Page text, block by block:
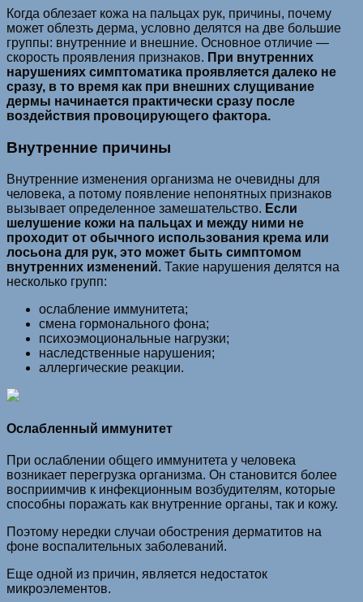
Когда облезает кожа на пальцах рук, причины, почему
может облезть дерма, условно делятся на две большие
группы: внутренние и внешние. Основное отличие —
скорость проявления признаков. При внутренних
нарушениях симптоматика проявляется далеко не
сразу, в то время как при внешних слущивание
дермы начинается практически сразу после
воздействия провоцирующего фактора.
Внутренние причины
Внутренние изменения организма не очевидны для
человека, а потому появление непонятных признаков
вызывает определенное замешательство. Если
шелушение кожи на пальцах и между ними не
проходит от обычного использования крема или
лосьона для рук, это может быть симптомом
внутренних изменений. Такие нарушения делятся на
несколько групп:
ослабление иммунитета;
смена гормонального фона;
психоэмоциональные нагрузки;
наследственные нарушения;
аллергические реакции.
Ослабленный иммунитет
При ослаблении общего иммунитета у человека
возникает перегрузка организма. Он становится более
восприимчив к инфекционным возбудителям, которые
способны поражать как внутренние органы, так и кожу.
Поэтому нередки случаи обострения дерматитов на
фоне воспалительных заболеваний.
Еще одной из причин, является недостаток
микроэлементов.